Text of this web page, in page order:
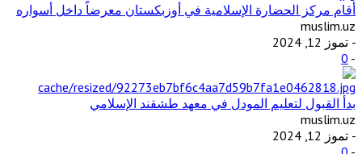
أقام مركز الحضارة الإسلامية في أوزبكستان معرضاً داخل أسواره
muslim.uz
- تموز 12, 2024
-
0
بدأ القبول لتعليم المودل في معهد طشقند الإسلامي
muslim.uz
- تموز 12, 2024